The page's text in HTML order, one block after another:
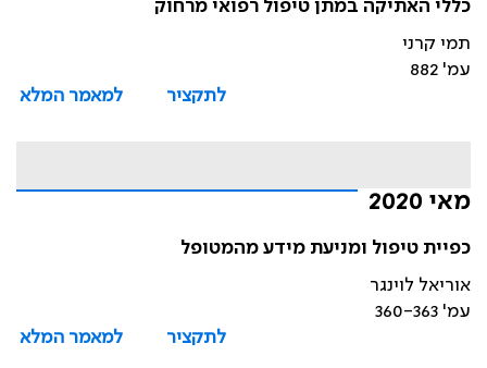
כללי האתיקה במתן טיפול רפואי מרחוק
תמי קרני
עמ' 882
לתקציר
למאמר המלא
מאי 2020
כפיית טיפול ומניעת מידע מהמטופל
אוריאל לוינגר
עמ' 360-363
לתקציר
למאמר המלא